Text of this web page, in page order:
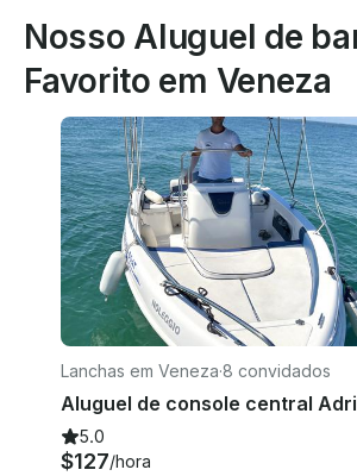
Nosso Aluguel de
Favorito em Veneza
Lanchas em Veneza·8 convidados
5.0
$127/hora